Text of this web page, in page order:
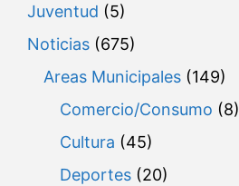
Juventud (5)
Noticias (675)
Areas Municipales (149)
Comercio/Consumo (8)
Cultura (45)
Deportes (20)